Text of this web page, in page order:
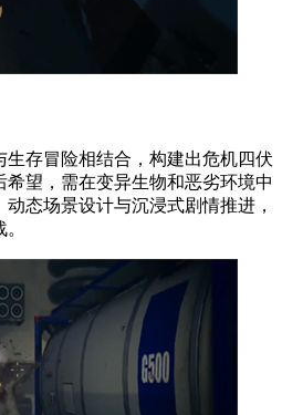
存冒险相结合，构建出危机四伏
望，需在变异生物和恶劣环境中
态场景设计与沉浸式剧情推进，